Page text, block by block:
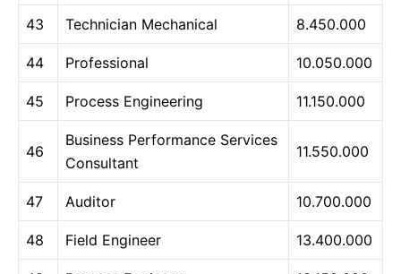
43 Technician Mechanical 8.450.000
44 Professional 10.050.000
45 Process Engineering 11.150.000
46
Business Performance Services
Consultant
11.550.000
47 Auditor 10.700.000
48 Field Engineer 13.400.000